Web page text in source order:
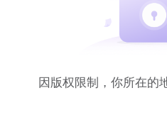
因版权限制，你所在的